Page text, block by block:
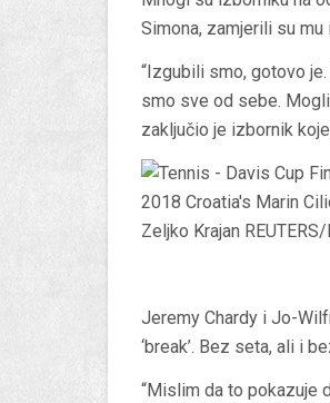
Simona, zamjerili su
“Izgubili smo, gotovo
smo sve od sebe.
zaključio je izbornik
Jeremy Chardy i Jo-
‘break’. Bez seta, ali i
“Mislim da to pokazuje